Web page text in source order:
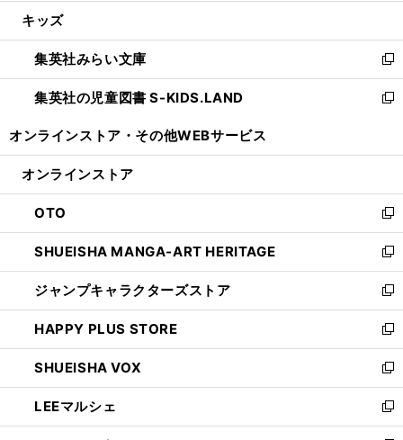
開
く
ウ
で
開
く
ウ
ン
ド
ウ
で
し
ウ
ィ
ン
ド
開
キッズ
集英社みらい文庫
新
し
い
ン
ウ
で
開
く
集英社の児童図書 S-KIDS.LAND
新
ウ
ン
ド
ウ
で
開
く
オンラインストア・ その他WEBサービス
オンラインストア
OTO
新
し
い
ウ
ィ
ン
ド
ウ
で
開
く
SHUEISHA MANGA-ART HERITAGE
新
し
い
ウ
ィ
ン
ド
ウ
で
開
ジャンプキャラクターズストア
新
し
い
ウ
ィ
ン
ド
ウ
HAPPY PLUS STORE
新
し
い
ウ
ィ
ン
SHUEISHA VOX
新
し
い
ウ
LEEマルシェ
新
し